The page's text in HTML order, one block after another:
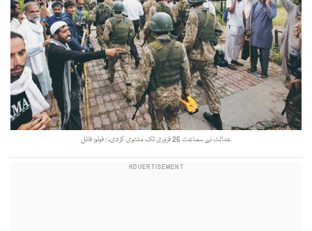
عدالت نے سماعت 26 فروری تک ملتوی کردی۔ : فوٹو: فائل